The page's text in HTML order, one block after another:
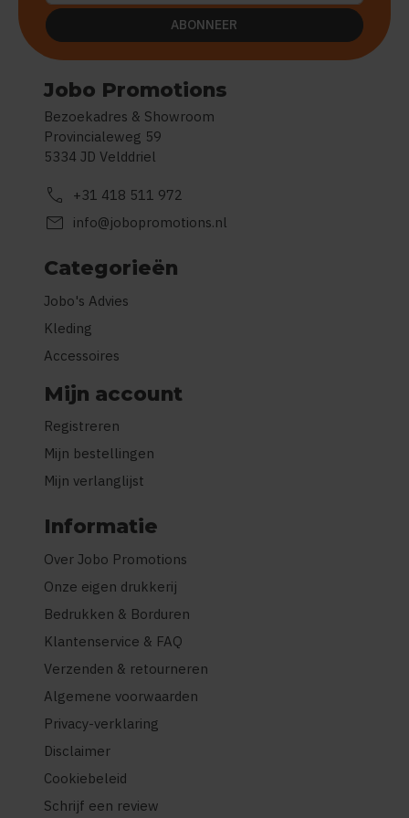
Jobo Promotions
Bezoekadres & Showroom
Provincialeweg 59
5334 JD Velddriel
call +31 418 511 972
mail info@jobopromotions.nl
Categorieën
Jobo's Advies
Kleding
Accessoires
Mijn account
Registreren
Mijn bestellingen
Mijn verlanglijst
Informatie
Over Jobo Promotions
Onze eigen drukkerij
Bedrukken & Borduren
Klantenservice & FAQ
Verzenden & retourneren
Algemene voorwaarden
Privacy-verklaring
Disclaimer
Cookiebeleid
Schrijf een review
ABONNEER